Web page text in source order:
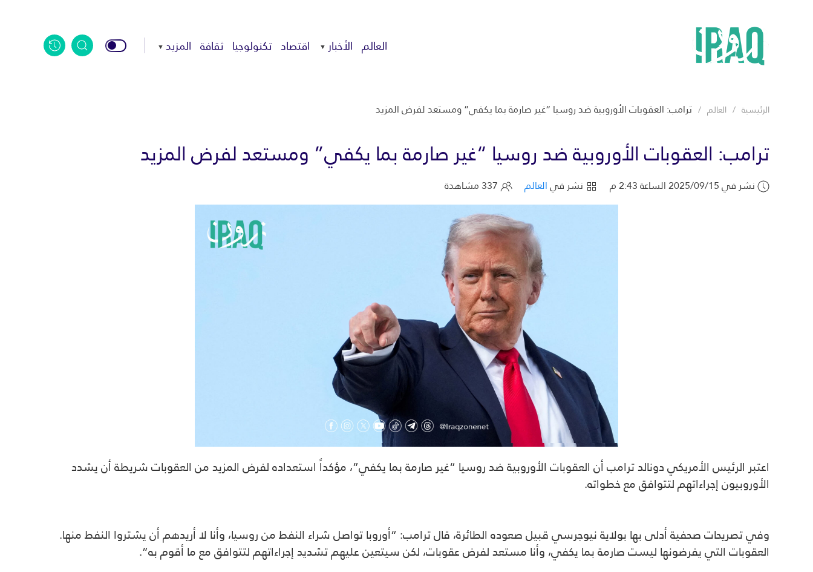
العالم الأخبار اقتصاد تكنولوجيا ثقافة المزيد
الرئيسية العالم ترامب: العقوبات الأوروبية ضد روسيا “غير صارمة بما يكفي” ومستعد لفرض المزيد
ترامب: العقوبات الأوروبية ضد روسيا “غير صارمة بما يكفي” ومستعد لفرض المزيد
نشر في 2025/09/15 الساعة 2:43 م نشر فيالعالم
اعتبر الرئيس الأمريكي دونالد ترامب أن العقوبات الأوروبية ضد روسيا “غير صارمة بما يكفي”، مؤكداً استعداده لفرض المزيد من العقوبات شريطة أن يشدد
الأوروبيون إجراءاتهم لتتوافق مع خطواته.
وفي تصريحات صحفية أدلى بها بولاية نيوجرسي قبيل صعوده الطائرة، قال ترامب: “أوروبا تواصل شراء النفط من روسيا، وأنا لا أريدهم أن يشتروا النفط منها.
العقوبات التي يفرضونها ليست صارمة بما يكفي، وأنا مستعد لفرض عقوبات، لكن سيتعين عليهم تشديد إجراءاتهم لتتوافق مع ما أقوم به”.